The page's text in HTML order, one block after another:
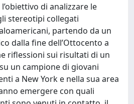
di analizzare le
stereotipi collegati
partendo da un
dalla fine dell’Ottocento a
riflessioni sui risultati di un
un campione di giovani
a New York e nella sua area
emergere con quali